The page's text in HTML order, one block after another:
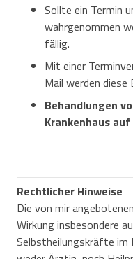
Sollte ein Termin
wahrgenommen
fällig.
Mit einer
Mail werden
Behandlungen
Krankenhaus
Rechtlicher Hinweise
Die von mir
Wirkung insbesondere
Selbstheilungskräfte im